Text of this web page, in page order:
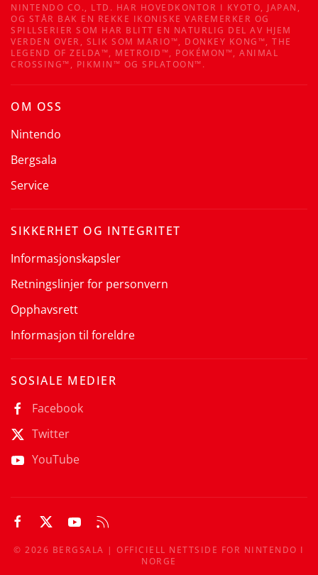
NINTENDO CO., LTD. HAR HOVEDKONTOR I KYOTO, JAPAN,
OG STÅR BAK EN REKKE IKONISKE VAREMERKER OG
SPILLSERIER SOM HAR BLITT EN NATURLIG DEL AV HJEM
VERDEN OVER, SLIK SOM MARIO™, DONKEY KONG™, THE
LEGEND OF ZELDA™, METROID™, POKÉMON™, ANIMAL
CROSSING™, PIKMIN™ OG SPLATOON™.
OM OSS
Nintendo
Bergsala
Service
SIKKERHET OG INTEGRITET
Informasjonskapsler
Retningslinjer for personvern
Opphavsrett
Informasjon til foreldre
SOSIALE MEDIER
Facebook
Twitter
YouTube
©2026 BERGSALA | OFFICIELL NETTSIDE FOR NINTENDO I
NORGE